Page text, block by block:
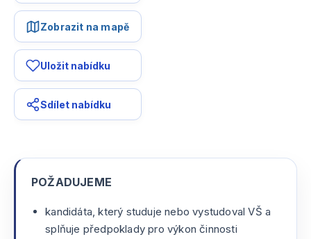
Zobrazit na mapě
Uložit nabídku
Sdílet nabídku
POŽADUJEME
kandidáta, který studuje nebo vystudoval VŠ a
splňuje předpoklady pro výkon činnosti